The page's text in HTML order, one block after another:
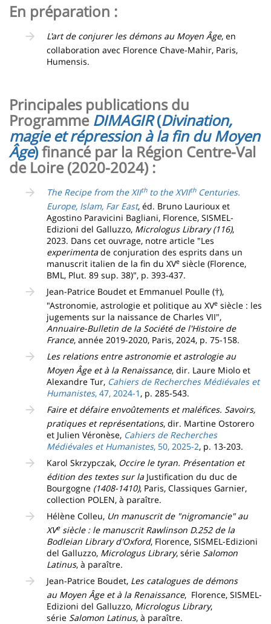
En préparation :
L'art de conjurer les démons au Moyen Âge, en
collaboration avec Florence Chave-Mahir, Paris,
Humensis.
Principales publications du
Programme DIMAGIR(Divination,
magie et répression à la fin du Moyen
Âge)financé par la Région Centre-Val
de Loire (2020-2024) :
The Recipe from the XIIthto the XVIIthCenturies.
Europe, Islam, Far East, éd. Bruno Laurioux et
Agostino Paravicini Bagliani, Florence, SISMEL-
Edizioni del Galluzzo, Micrologus Library (116),
2023. Dans cet ouvrage, notre article "Les
experimenta de conjuration des esprits dans un
manuscrit italien de la fin du XVe siècle (Florence,
BML, Plut. 89 sup. 38)", p. 393-437.
Jean-Patrice Boudet et Emmanuel Poulle (†),
"Astronomie, astrologie et politique au XVe siècle : les
jugements sur la naissance de Charles VII",
Annuaire-Bulletin de la Société de l'Histoire de
France, année 2019-2020, Paris, 2024, p. 75-158.
Les relations entre astronomie et astrologie au
Moyen Âge et à la Renaissance, dir. Laure Miolo et
Alexandre Tur, Cahiers de Recherches Médiévales et
Humanistes, 47, 2024-1 , p. 285-543.
Faire et défaire envoûtements et maléfices. Savoirs,
pratiques et représentations, dir. Martine Ostorero
et Julien Véronèse, Cahiers de Recherches
Médiévales et Humanistes, 50, 2025-2, p. 13-203.
Karol Skrzypczak, Occire le tyran. Présentation et
édition des textes sur la Justification du duc de
Bourgogne (1408-1410), Paris, Classiques Garnier,
collection POLEN, à paraître.
Hélène Colleu, Un manuscrit de "nigromancie" au
XVesiècle : le manuscrit Rawlinson D.252 de la
Bodleian Library d'Oxford, Florence, SISMEL-Edizioni
del Galluzzo, Micrologus Library, série Salomon
Latinus, à paraître.
Jean-Patrice Boudet, Les catalogues de démons
au Moyen Âge et à la Renaissance, Florence, SISMEL-
Edizioni del Galluzzo, Micrologus Library,
série Salomon Latinus, à paraître.